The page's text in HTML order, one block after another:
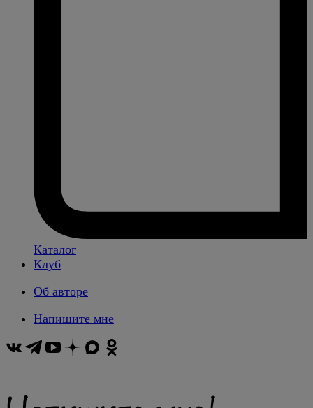
Каталог
Клуб
Об авторе
Напишите мне